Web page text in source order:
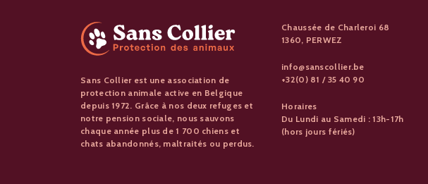
Sans Collier est une association de
protection animale active en Belgique
depuis 1972. Grâce à nos deux refuges et
notre pension sociale, nous sauvons
chaque année plus de 1 700 chiens et
chats abandonnés, maltraités ou perdus.
Chaussée de Charleroi 68
1360, PERWEZ
info@sanscollier.be
+32(0) 81 / 35 40 90
Horaires
Du Lundi au Samedi : 13h-17h
(hors jours fériés)